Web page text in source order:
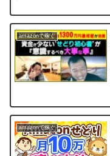
amazonで稼ぐ
amazonで稼ぐ